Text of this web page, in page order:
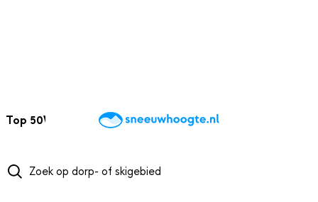
Top 50Webcams WintersportweerKaarten